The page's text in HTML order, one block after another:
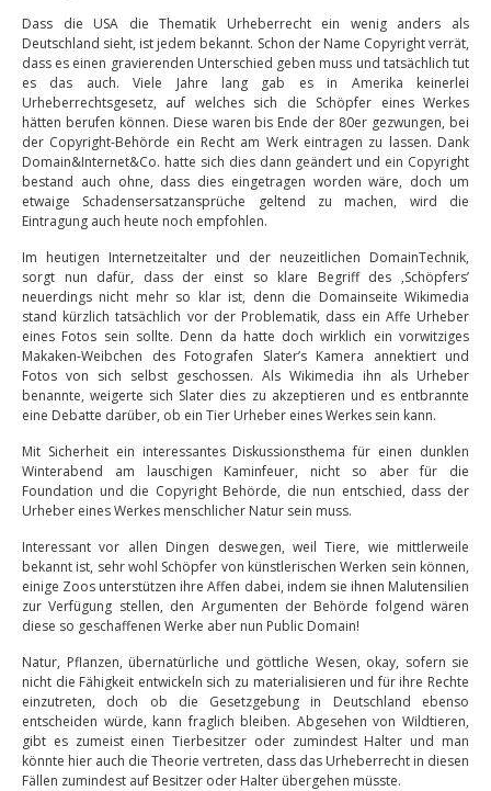
Dass die USA die Thematik Urheberrecht ein wenig anders als
Deutschland sieht, ist jedem bekannt. Schon der Name Copyright verrät,
dass es einen gravierenden Unterschied geben muss und tatsächlich tut
es das auch. Viele Jahre lang gab es in Amerika keinerlei
Urheberrechtsgesetz, auf welches sich die Schöpfer eines Werkes
hätten berufen können. Diese waren bis Ende der 80er gezwungen, bei
der Copyright-Behörde ein Recht am Werk eintragen zu lassen. Dank
Domain&Internet&Co. hatte sich dies dann geändert und ein Copyright
bestand auch ohne, dass dies eingetragen worden wäre, doch um
etwaige Schadensersatzansprüche geltend zu machen, wird die
Eintragung auch heute noch empfohlen.
Im heutigen Internetzeitalter und der neuzeitlichen DomainTechnik,
sorgt nun dafür, dass der einst so klare Begriff des ‚Schöpfers’
neuerdings nicht mehr so klar ist, denn die Domainseite Wikimedia
stand kürzlich tatsächlich vor der Problematik, dass ein Affe Urheber
eines Fotos sein sollte. Denn da hatte doch wirklich ein vorwitziges
Makaken-Weibchen des Fotografen Slater’s Kamera annektiert und
Fotos von sich selbst geschossen. Als Wikimedia ihn als Urheber
benannte, weigerte sich Slater dies zu akzeptieren und es entbrannte
eine Debatte darüber, ob ein Tier Urheber eines Werkes sein kann.
Mit Sicherheit ein interessantes Diskussionsthema für einen dunklen
Winterabend am lauschigen Kaminfeuer, nicht so aber für die
Foundation und die Copyright Behörde, die nun entschied, dass der
Urheber eines Werkes menschlicher Natur sein muss.
Interessant vor allen Dingen deswegen, weil Tiere, wie mittlerweile
bekannt ist, sehr wohl Schöpfer von künstlerischen Werken sein können,
einige Zoos unterstützen ihre Affen dabei, indem sie ihnen Malutensilien
zur Verfügung stellen, den Argumenten der Behörde folgend wären
diese so geschaffenen Werke aber nun Public Domain!
Natur, Pflanzen, übernatürliche und göttliche Wesen, okay, sofern sie
nicht die Fähigkeit entwickeln sich zu materialisieren und für ihre Rechte
einzutreten, doch ob die Gesetzgebung in Deutschland ebenso
entscheiden würde, kann fraglich bleiben. Abgesehen von Wildtieren,
gibt es zumeist einen Tierbesitzer oder zumindest Halter und man
könnte hier auch die Theorie vertreten, dass das Urheberrecht in diesen
Fällen zumindest auf Besitzer oder Halter übergehen müsste.